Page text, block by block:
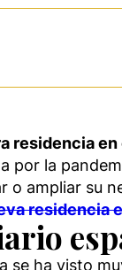
residencia en
por la
o ampliar su
residencia
se ha visto